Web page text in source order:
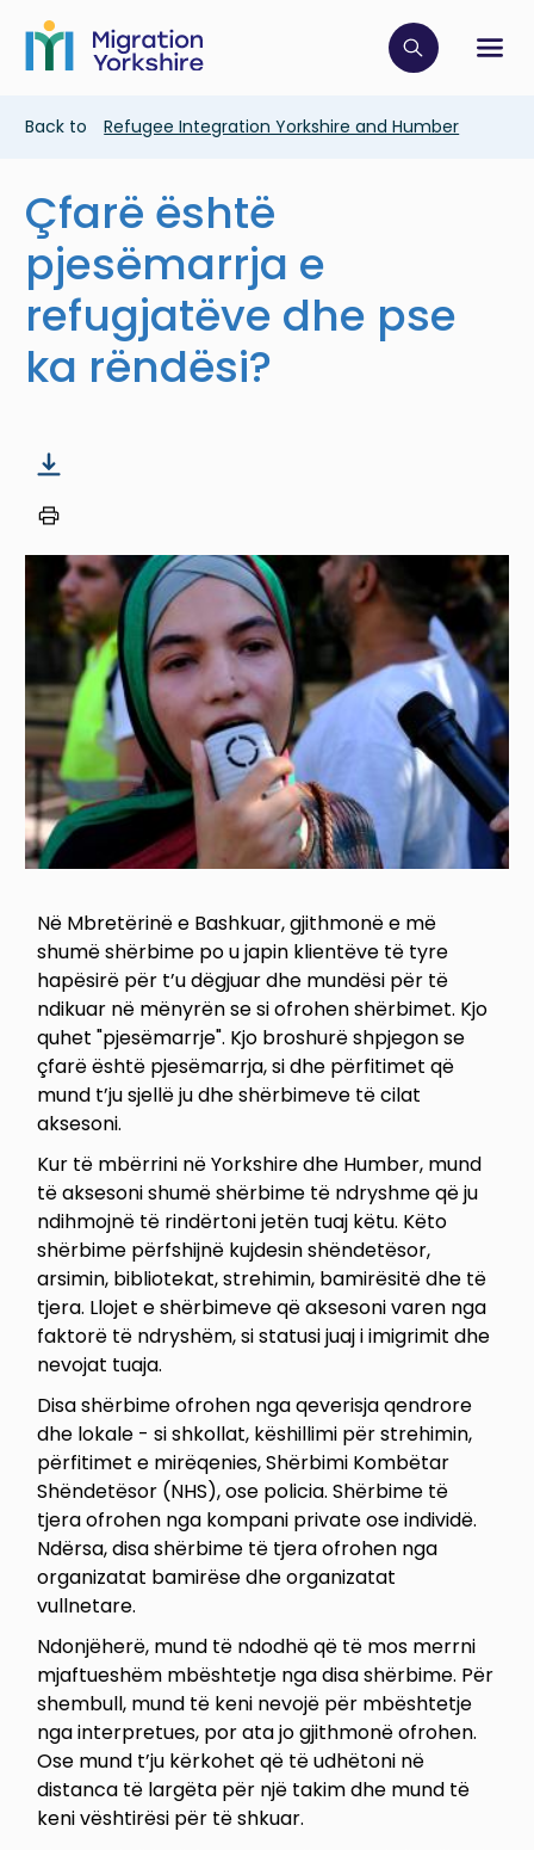
main
content
Skip
main
Click to
Breadcrumb
Back to Refugee Integration Yorkshire and Humber
Çfarë është
pjesëmarrja e
refugjatëve dhe pse
ka rëndësi?
Image
Në Mbretërinë e Bashkuar, gjithmonë e më
shumë shërbime po u japin klientëve të tyre
hapësirë për t’u dëgjuar dhe mundësi për të
ndikuar në mënyrën se si ofrohen shërbimet. Kjo
quhet "pjesëmarrje". Kjo broshurë shpjegon se
çfarë është pjesëmarrja, si dhe përfitimet që
mund t’ju sjellë ju dhe shërbimeve të cilat
aksesoni.
Kur të mbërrini në Yorkshire dhe Humber, mund
të aksesoni shumë shërbime të ndryshme që ju
ndihmojnë të rindërtoni jetën tuaj këtu. Këto
shërbime përfshijnë kujdesin shëndetësor,
arsimin, bibliotekat, strehimin, bamirësitë dhe të
tjera. Llojet e shërbimeve që aksesoni varen nga
faktorë të ndryshëm, si statusi juaj i imigrimit dhe
nevojat tuaja.
Disa shërbime ofrohen nga qeverisja qendrore
dhe lokale - si shkollat, këshillimi për strehimin,
përfitimet e mirëqenies, Shërbimi Kombëtar
Shëndetësor (NHS), ose policia. Shërbime të
tjera ofrohen nga kompani private ose individë.
Ndërsa, disa shërbime të tjera ofrohen nga
organizatat bamirëse dhe organizatat
vullnetare.
Ndonjëherë, mund të ndodhë që të mos merrni
mjaftueshëm mbështetje nga disa shërbime. Për
shembull, mund të keni nevojë për mbështetje
nga interpretues, por ata jo gjithmonë ofrohen.
Ose mund t’ju kërkohet që të udhëtoni në
distanca të largëta për një takim dhe mund të
keni vështirësi për të shkuar.